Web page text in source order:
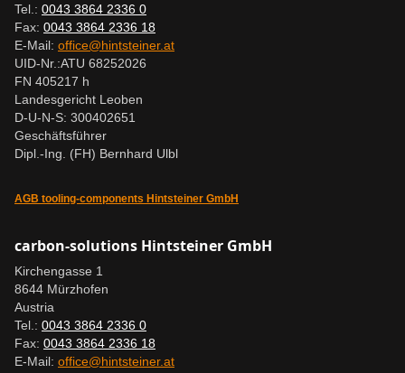
Tel.: 0043 3864 2336 0
Fax: 0043 3864 2336 18
E-Mail: office@hintsteiner.at
UID-Nr.:ATU 68252026
FN 405217 h
Landesgericht Leoben
D-U-N-S: 300402651
Geschäftsführer
Dipl.-Ing. (FH) Bernhard Ulbl
AGB tooling-components Hintsteiner GmbH
carbon-solutions Hintsteiner GmbH
Kirchengasse 1
8644 Mürzhofen
Austria
Tel.: 0043 3864 2336 0
Fax: 0043 3864 2336 18
E-Mail: office@hintsteiner.at